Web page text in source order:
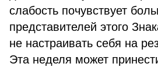
слабость почувствует
представителей этого
не настраивать себя на
Эта неделя может